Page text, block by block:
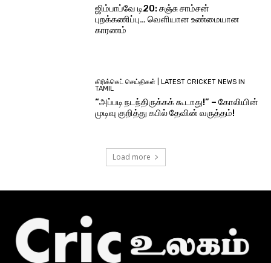
ஜிம்பாப்வே டி20: சஞ்சு சாம்சன்
புறக்கணிப்பு… வெளியான உண்மையான
காரணம்
கிரிக்கெட் செய்திகள் | LATEST CRICKET NEWS IN
TAMIL
“அப்படி நடந்திருக்கக் கூடாது!” – கோலியின்
முடிவு குறித்து கபில் தேவின் வருத்தம்!
Load more